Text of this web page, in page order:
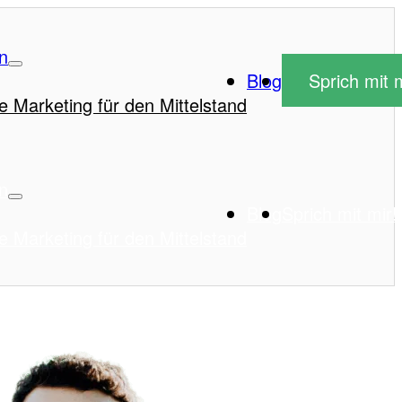
Marketing für den Mittelstand
Blog Sprich mit
Blog Sprich mit mir!